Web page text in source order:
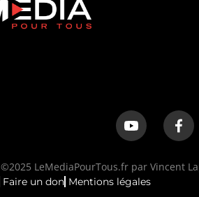
©2025 LeMediaPourTous.fr par Vincent
Faire un don Mentions légales